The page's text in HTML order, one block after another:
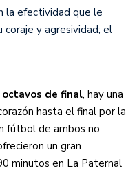
la efectividad que le
y agresividad; el
octavos de final, hay una
hasta el final por la
fútbol de ambos no
un gran
minutos en La Paternal